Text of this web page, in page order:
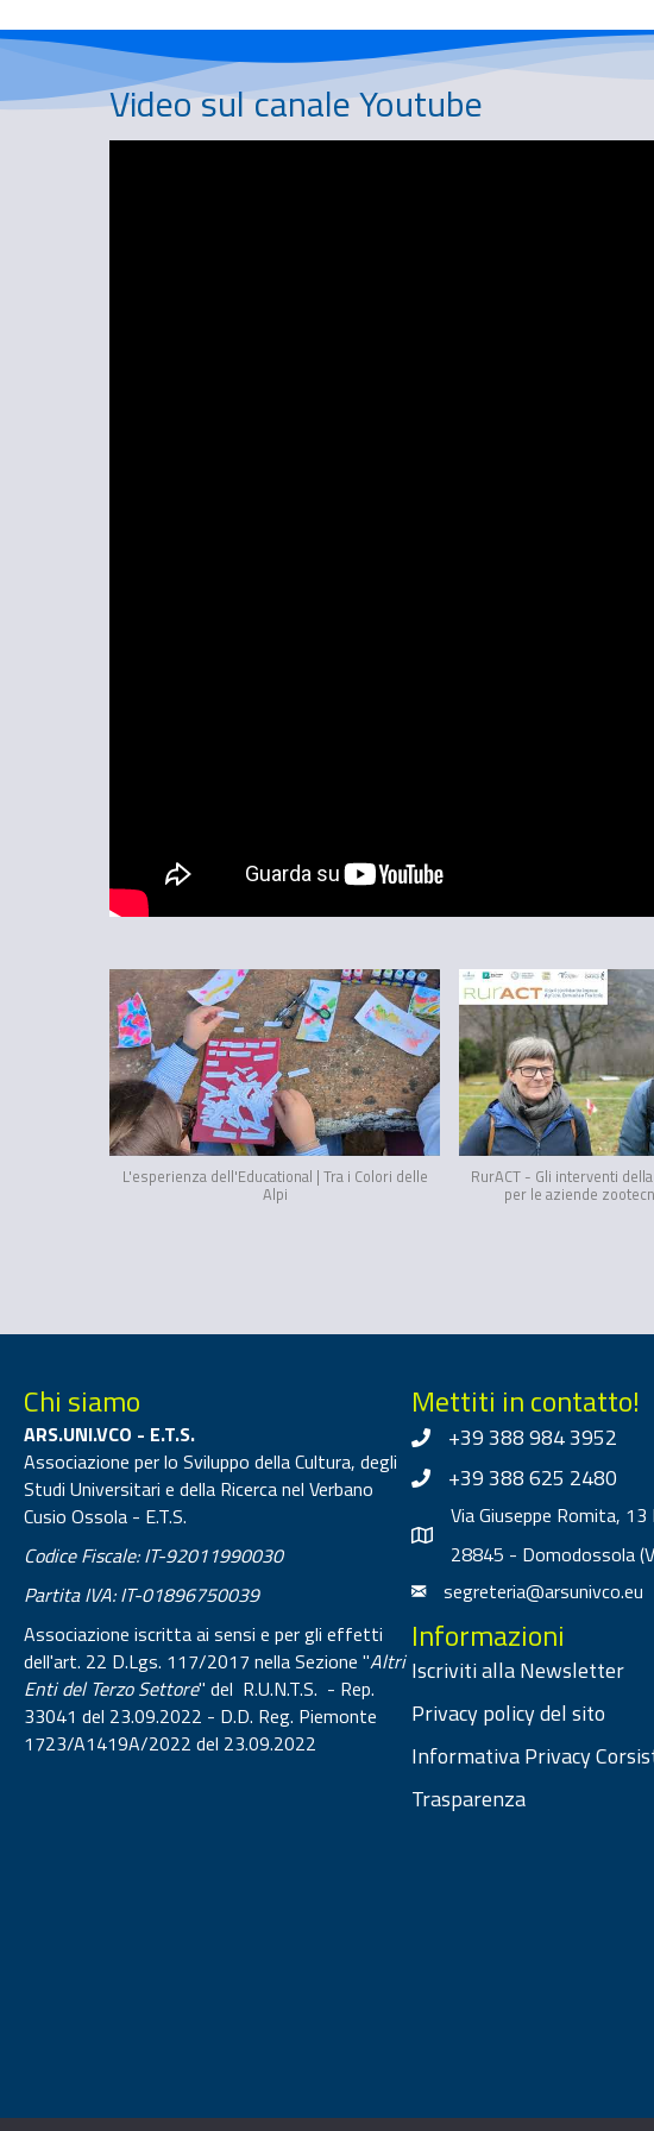
Video sul canale Youtube
L'esperienza dell'Educational | Tra i Colori delle
Alpi
RurACT - Gli interventi
per le aziende
Chi siamo
ARS.UNI.VCO - E.T.S.
Associazione per lo Sviluppo della Cultura, degli
Studi Universitari e della Ricerca nel Verbano
Cusio Ossola - E.T.S.
Codice Fiscale: IT-92011990030
Partita IVA: IT-01896750039
Associazione iscritta ai sensi e per gli effetti
dell'art. 22 D.Lgs. 117/2017 nella Sezione "Altri
Enti del Terzo Settore" del R.U.N.T.S. - Rep.
33041 del 23.09.2022 - D.D. Reg. Piemonte
1723/A1419A/2022 del 23.09.2022
Mettiti in contatto!
+39 388 984 3952
+39 388 625 2480
Via Giuseppe Romita, 13
28845 - Domodossola
segreteria@arsunivco.eu
Informazioni
Iscriviti alla Newsletter
Privacy policy del sito
Informativa Privacy
Trasparenza